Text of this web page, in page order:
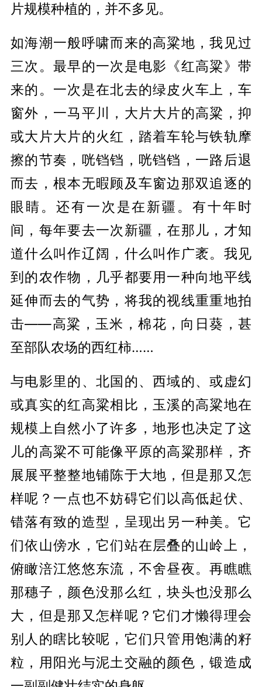
片规模种植的，并不多见。
如海潮一般呼啸而来的高粱地，我见过
三次。最早的一次是电影《红高粱》带
来的。一次是在北去的绿皮火车上，车
窗外，一马平川，大片大片的高粱，抑
或大片大片的火红，踏着车轮与铁轨摩
擦的节奏，咣铛铛，咣铛铛，一路后退
而去，根本无暇顾及车窗边那双追逐的
眼睛。还有一次是在新疆。有十年时
间，每年要去一次新疆，在那儿，才知
道什么叫作辽阔，什么叫作广袤。我见
到的农作物，几乎都要用一种向地平线
延伸而去的气势，将我的视线重重地拍
击——高粱，玉米，棉花，向日葵，甚
至部队农场的西红柿……
与电影里的、北国的、西域的、或虚幻
或真实的红高粱相比，玉溪的高粱地在
规模上自然小了许多，地形也决定了这
儿的高粱不可能像平原的高粱那样，齐
展展平整整地铺陈于大地，但是那又怎
样呢？一点也不妨碍它们以高低起伏、
错落有致的造型，呈现出另一种美。它
们依山傍水，它们站在层叠的山岭上，
俯瞰涪江悠悠东流，不舍昼夜。再瞧瞧
那穗子，颜色没那么红，块头也没那么
大，但是那又怎样呢？它们才懒得理会
别人的瞎比较呢，它们只管用饱满的籽
粒，用阳光与泥土交融的颜色，锻造成